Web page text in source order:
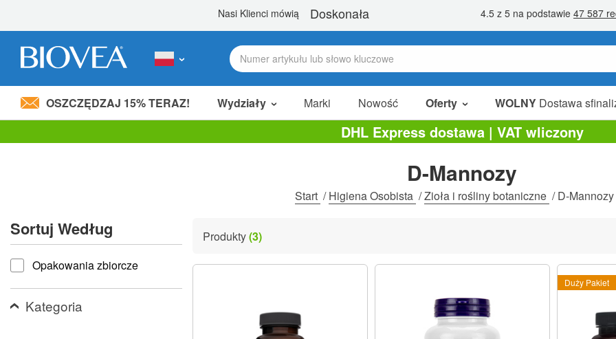
Uwaga:
dostępu.
Naciśnij
klawisze
Control-
aby
dostosować
stronę
OSZCZĘDZAJ 15% TERAZ! Wydziały Marki Nowość Oferty WOLNY Dostawa
W Sprzedaży
Pakiety Promocyjne
Na Sprzedaż
DHL Express dostawa | VAT wliczony
D-Mannozy
Start /Higiena Osobista /Zioła i rośliny botaniczne /D-Mannozy
Sortuj Według
Sortuj według
Opakowania zbiorcze
Kategoria
Produkty(3)
Duży Pakiet